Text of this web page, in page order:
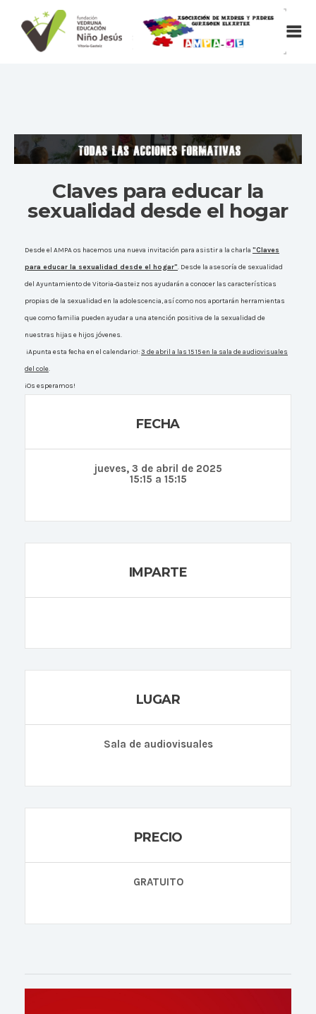
Claves para educar la
sexualidad desde el hogar
Desde el AMPA os hacemos una nueva invitación para asistir a la charla "Claves
para educar la sexualidad desde el hogar". Desde la asesoría de sexualidad
del Ayuntamiento de Vitoria-Gasteiz nos ayudarán a conocer las características
propias de la sexualidad en la adolescencia, así como nos aportarán herramientas
que como familia pueden ayudar a una atención positiva de la sexualidad de
nuestras hijas e hijos jóvenes.
¡Apunta esta fecha en el calendario!:3 de abril a las 15 15 en la sala de audiovisuales
del cole.
¡Os esperamos!
FECHA
jueves, 3 de abril de 2025
15:15 a 15:15
IMPARTE
LUGAR
Sala de audiovisuales
PRECIO
GRATUITO